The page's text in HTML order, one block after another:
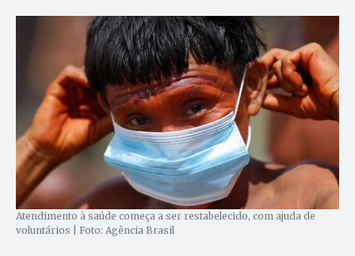
Atendimento à saúde começa a ser restabelecido, com ajuda de
voluntários | Foto: Agência Brasil